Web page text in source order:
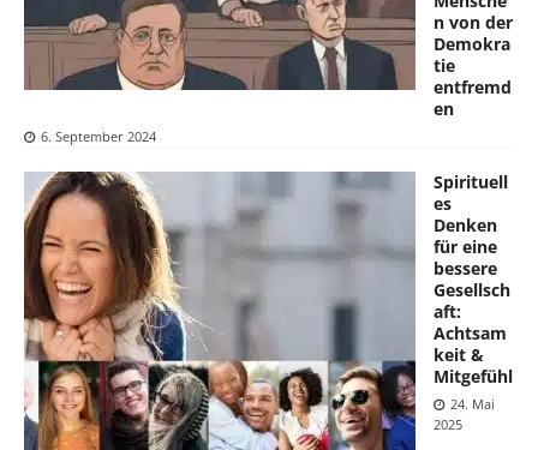
n von der
Demokra
tie
entfremd
en
6. September 2024
Spirituell
es
Denken
für eine
bessere
Gesellsch
aft:
Achtsam
keit &
Mitgefühl
24. Mai
2025